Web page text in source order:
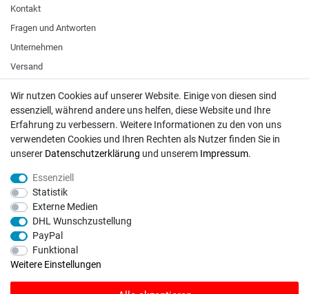
Kontakt
Fragen und Antworten
Unternehmen
Versand
ZAHLUNGSARTEN / VERSAND
Paypal
VISA / Mastercard
Vorkasse
DHL
Bei Fragen wenden Sie sich direkt an unser Service-Team.
Wir nutzen Cookies auf unserer Website. Einige von diesen sind
essenziell, während andere uns helfen, diese Website und Ihre
Erfahrung zu verbessern. Weitere Informationen zu den von uns
verwendeten Cookies und Ihren Rechten als Nutzer finden Sie in
unserer Daten­schutz­erklärung und unserem Impressum.
Essenziell
Statistik
Externe Medien
DHL Wunschzustellung
PayPal
Funktional
Weitere Einstellungen